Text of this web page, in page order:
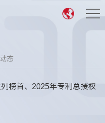
态
榜首、2025年专利总授权